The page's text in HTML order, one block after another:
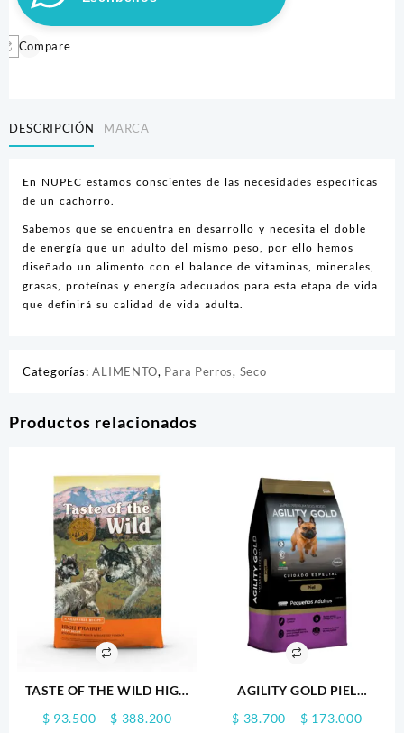
cantidad
Compare
DESCRIPCIÓN MARCA
En NUPEC estamos conscientes de las necesidades específicas
de un cachorro.
Sabemos que se encuentra en desarrollo y necesita el doble
de energía que un adulto del mismo peso, por ello hemos
diseñado un alimento con el balance de vitaminas, minerales,
grasas, proteínas y energía adecuados para esta etapa de vida
que definirá su calidad de vida adulta.
Categorías:ALIMENTO, Para Perros, Seco
Productos relacionados
TASTE OF THE WILD HIGH
$ 93.500 – $ 388.200Price
AGILITY GOLD PIEL
$ 38.700 – $ 173.000Price